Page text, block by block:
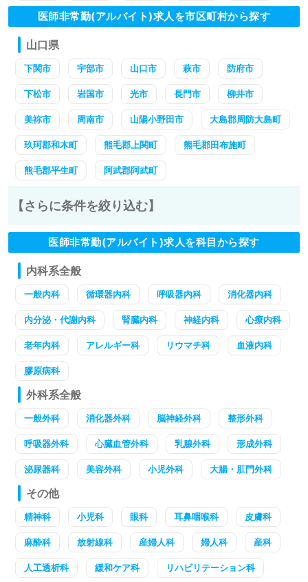
医師非常勤(アルバイト)求人を市区町村から探す
山口県
下関市 宇部市 山口市 萩市 防府市
下松市 岩国市 光市 長門市 柳井市
美祢市 周南市 山陽小野田市 大島郡周防大島町
玖珂郡和木町 熊毛郡上関町 熊毛郡田布施町
熊毛郡平生町 阿武郡阿武町
【さらに条件を絞り込む】
医師非常勤(アルバイト)求人を科目から探す
内科系全般
一般内科 循環器内科 呼吸器内科 消化器内科
内分泌・代謝内科 腎臓内科 神経内科 心療内科
老年内科 アレルギー科 リウマチ科 血液内科
膠原病科
外科系全般
一般外科 消化器外科 脳神経外科 整形外科
呼吸器外科 心臓血管外科 乳腺外科 形成外科
泌尿器科 美容外科 小児外科 大腸・肛門外科
その他
精神科 小児科 眼科 耳鼻咽喉科 皮膚科
麻酔科 放射線科 産婦人科 婦人科 産科
人工透析科 緩和ケア科 リハビリテーション科